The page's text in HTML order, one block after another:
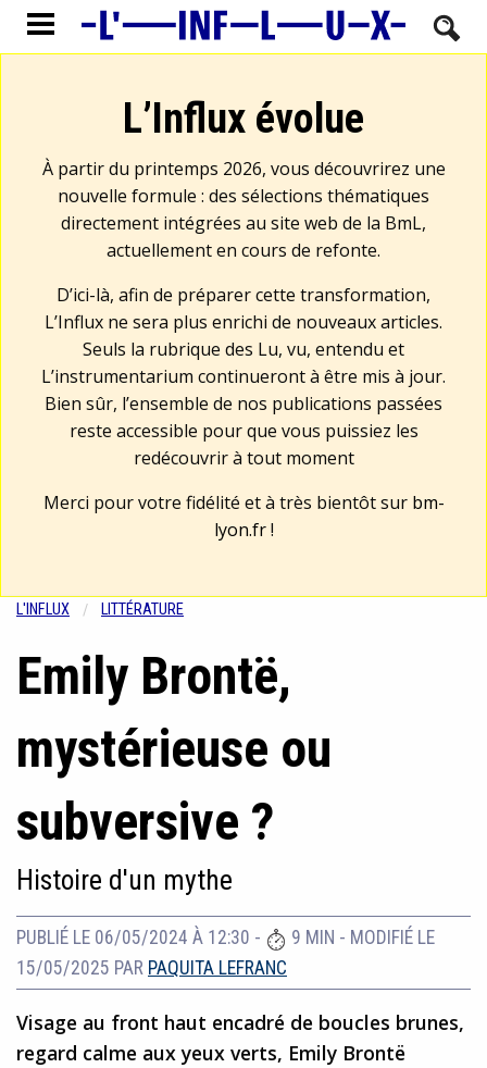
L’Influx évolue
À partir du printemps 2026, vous découvrirez une
nouvelle formule : des sélections thématiques
directement intégrées au site web de la BmL,
actuellement en cours de refonte.
D’ici-là, afin de préparer cette transformation,
L’Influx ne sera plus enrichi de nouveaux articles.
Seuls la rubrique des Lu, vu, entendu et
L’instrumentarium continueront à être mis à jour.
Bien sûr, l’ensemble de nos publications passées
reste accessible pour que vous puissiez les
redécouvrir à tout moment
Merci pour votre fidélité et à très bientôt sur bm-
lyon.fr!
L'INFLUX LITTÉRATURE
Emily Brontë,
mystérieuse ou
subversive ?
Histoire d'un mythe
PUBLIÉ LE 06/05/2024 À 12:30 - 9 MIN - MODIFIÉ LE
15/05/2025 PAR PAQUITA LEFRANC
Visage au front haut encadré de boucles brunes,
regard calme aux yeux verts, Emily Brontë